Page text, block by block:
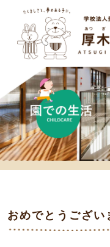
おめでとうござ